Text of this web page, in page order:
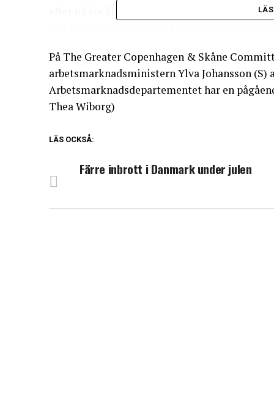
efter 64 års ålder. Sistnämnde hinder har
På The Greater Copenhagen & Skåne
arbetsmarknadsministern Ylva Johansson (S)
Arbetsmarknadsdepartementet har en
Thea Wiborg)
LÄS OCKSÅ:
Färre inbrott i Danmark under julen